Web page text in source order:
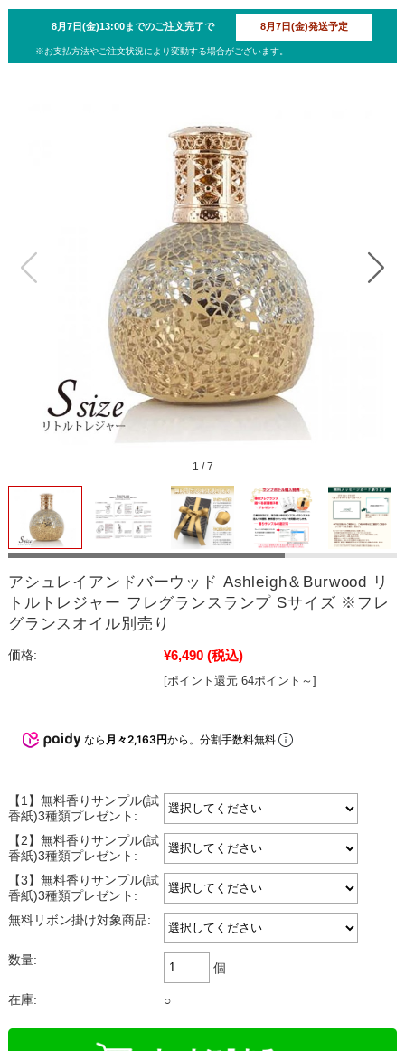
1 /7
アシュレイアンドバーウッド Ashleigh＆Burwood リ
トルトレジャー フレグランスランプ Sサイズ ※フレ
グランスオイル別売り
価格: ¥6,490 (税込)
[ポイント還元 64ポイント～]
なら 月々2,163円から。分割手数料無料
【1】無料香りサンプル(試
香紙)3種類プレゼント:
【2】無料香りサンプル(試
香紙)3種類プレゼント:
【3】無料香りサンプル(試
香紙)3種類プレゼント:
無料リボン掛け対象商品:
数量:
個
在庫: ○